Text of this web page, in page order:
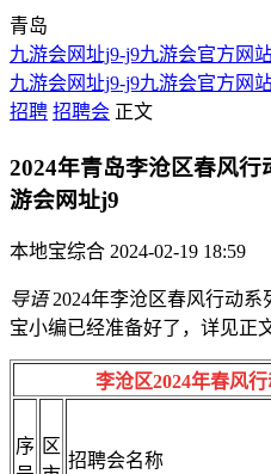
青岛
九游会网址j9-j9九游会官方网
九游会网址j9-j9九游会官方网
招聘 招聘会 正文
2024年青岛李沧区春风
游会网址j9
本地宝综合 2024-02-19 18:59
导语2024年李沧区春风行动系
宝小编已经准备好了，详见正文
李沧区2024年春风
序 区
招聘会名称